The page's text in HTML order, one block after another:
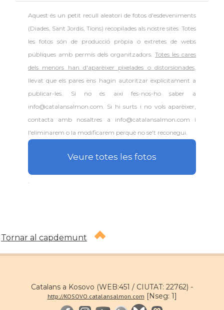
Aquest és un petit recull aleatori defotos d'esdeveniments
(Diades, Sant Jordis, Tions) recopilades als nostre sites. Totes
les fotos són de producció pròpia o extretes de webs
públiques amb permís dels organitzadors.Totes les cares
dels menors han d'aparèixer pixelades o distorsionades,
llevat que els pares ens hagin autoritzar explícitament a
publicar-les. Si no és així fes-nos-ho saber a
info@catalansalmon.com. Si hi surts i no vols aparèixer,
contacta amb nosaltres a info@catalansalmon.com i
l'eliminarem o la modificarem perquè no se't reconegui.
Veure totes les fotos
Tornar al capdemunt
Catalans a Kosovo (WEB:451 / CIUTAT: 22762) -
http://KOSOVO.catalansalmon.com [Nseg: 1]